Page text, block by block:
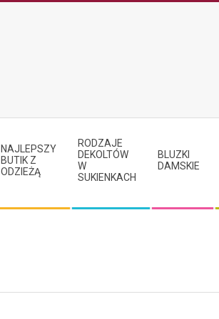
NAJLEPSZY
BUTIK Z
ODZIEŻĄ
RODZAJE
DEKOLTÓW
W
SUKIENKACH
BLUZKI
DAMSKIE